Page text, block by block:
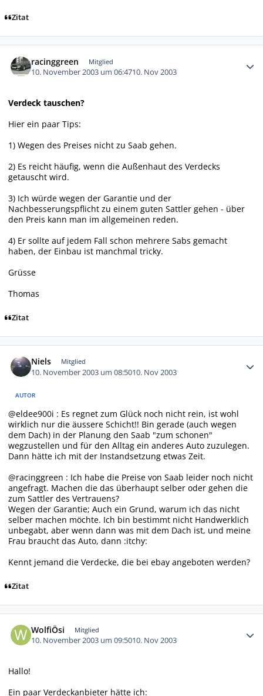
Zitat
racinggreen Mitglied
10. November 2003 um 06:4710. Nov 2003
Verdeck tauschen?
Hier ein paar Tips:
1) Wegen des Preises nicht zu Saab gehen.
2) Es reicht häufig, wenn die Außenhaut des Verdecks
getauscht wird.
3) Ich würde wegen der Garantie und der
Nachbesserungspflicht zu einem guten Sattler gehen - über
den Preis kann man im allgemeinen reden.
4) Er sollte auf jedem Fall schon mehrere Sabs gemacht
haben, der Einbau ist manchmal tricky.
Grüsse
Thomas
Zitat
Niels Mitglied
10. November 2003 um 08:5010. Nov 2003
AUTOR
@eldee900i : Es regnet zum Glück noch nicht rein, ist wohl
wirklich nur die äussere Schicht!! Bin gerade (auch wegen
dem Dach) in der Planung den Saab "zum schonen"
wegzustellen und für den Alltag ein anderes Auto zuzulegen.
Dann hätte ich mit der Instandsetzung etwas Zeit.
@racinggreen : Ich habe die Preise von Saab leider noch nicht
angefragt. Machen die das überhaupt selber oder gehen die
zum Sattler des Vertrauens?
Wegen der Garantie; Auch ein Grund, warum ich das nicht
selber machen möchte. Ich bin bestimmt nicht Handwerklich
unbegabt, aber wenn dann was mit dem Dach ist, und meine
Frau braucht das Auto, dann :itchy:
Kennt jemand die Verdecke, die bei ebay angeboten werden?
Zitat
WolfiÖsi Mitglied
10. November 2003 um 09:5010. Nov 2003
Hallo!
Ein paar Verdeckanbieter hätte ich: